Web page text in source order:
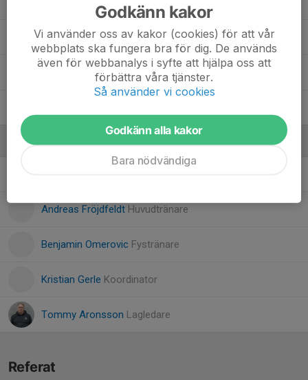
11. Jonatan Gren
20. Oskar Strandberg
Ledare
Andreas Fröjdfeldt Huvudtränare
Benjamin Omerovic Fystränare
Kristian Gerle Koordinator
Tommy Aronsson Lagledare
Referat
Godkänn kakor
Vi använder oss av kakor (cookies) för att vår
webbplats ska fungera bra för dig. De används
även för webbanalys i syfte att hjälpa oss att
förbättra våra tjänster.
Så använder vi cookies
Godkänn alla kakor
Bara nödvändiga